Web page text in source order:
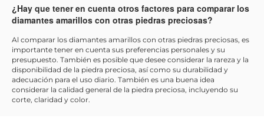
¿Hay que tener en cuenta otros factores para comparar los
diamantes amarillos con otras piedras preciosas?
Al comparar los diamantes amarillos con otras piedras preciosas, es
importante tener en cuenta sus preferencias personales y su
presupuesto. También es posible que desee considerar la rareza y la
disponibilidad de la piedra preciosa, así como su durabilidad y
adecuación para el uso diario. También es una buena idea
considerar la calidad general de la piedra preciosa, incluyendo su
corte, claridad y color.